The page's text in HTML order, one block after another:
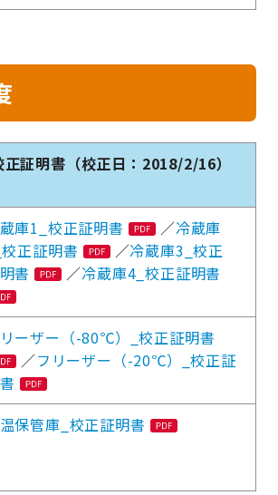
正証明書（校正日：2018/2/16）
庫1_校正証明書 ／冷蔵庫
正証明書
／冷蔵庫3_校正
書
／冷蔵庫4_校正証明書
ーザー（-80℃）_校正証明書
／フリーザー（-20℃）_校正証
保管庫_校正証明書